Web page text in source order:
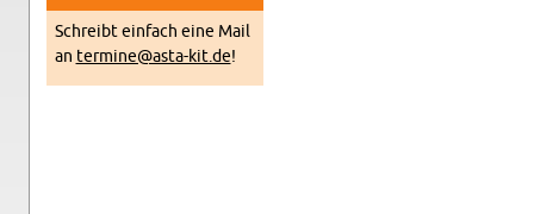
Schreibt ein­fach eine Mail
an termine@​asta-​kit.​de!